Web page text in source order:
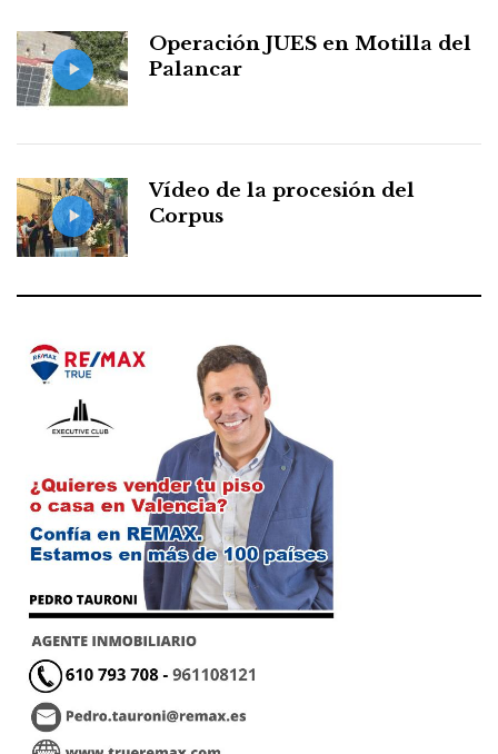
Operación JUES en Motilla del
Palancar
Vídeo de la procesión del
Corpus